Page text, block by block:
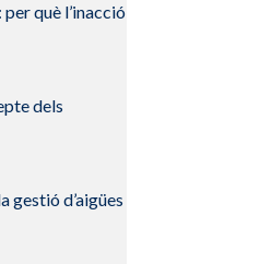
què l’inacció
dels
gestió d’aigües